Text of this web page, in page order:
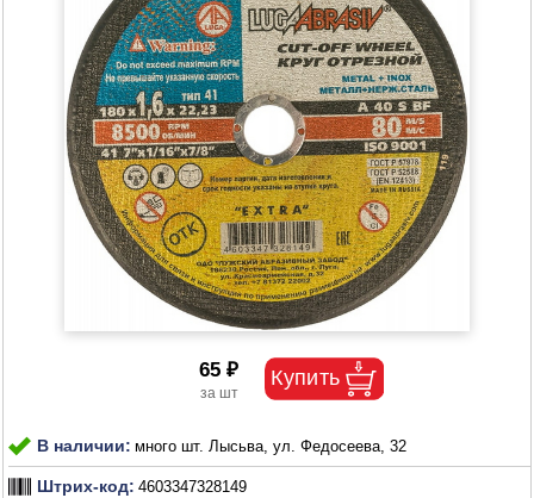
65 ₽
В наличии: много шт. Лысьва, ул. Федосеева, 32
Штрих-код: 4603347328149